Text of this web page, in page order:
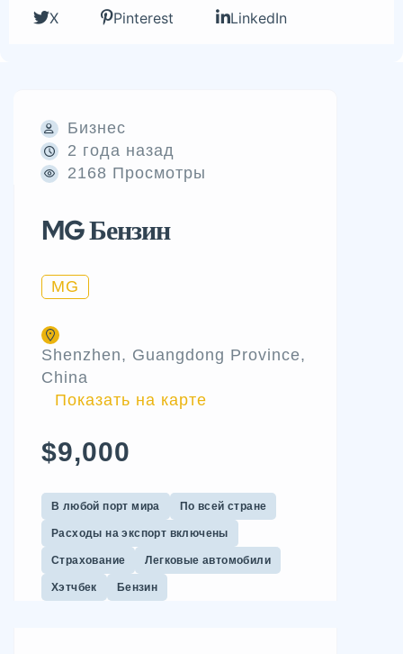
X Pinterest LinkedIn
Бизнес
2 года назад
2168 Просмотры
MG Бензин
MG
Shenzhen, Guangdong Province,
China
Показать на карте
$9,000
В любой порт мира По всей стране
Расходы на экспорт включены
Страхование Легковые автомобили
Хэтчбек Бензин